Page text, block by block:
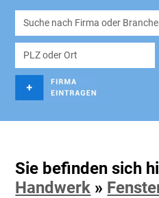
Sie befinden sich
Handwerk »